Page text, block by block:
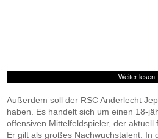
Weiter lesen
Außerdem soll der RSC Anderlecht
haben. Es handelt sich um einen 18-
offensiven Mittelfeldspieler, der aktuell
Er gilt als großes Nachwuchstalent. In